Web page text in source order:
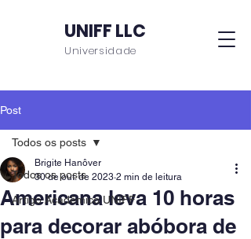
UNIFF LLC
Universidade
Post
Todos os posts
Artigo Acadêmico UNIFF
Todos os posts
Americana leva 10 horas
para decorar abóbora de
Brigite Hanôver
30 de out. de 2023 2 min de leitura